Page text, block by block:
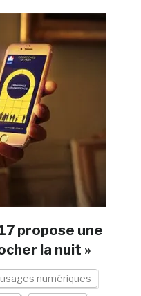
propose une
la nuit »
numériques